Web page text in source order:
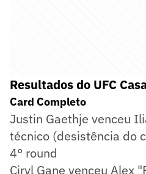
Resultados do UFC
Card Completo
Justin Gaethje venceu
técnico (desistência do
4° round
Ciryl Gane venceu Alex